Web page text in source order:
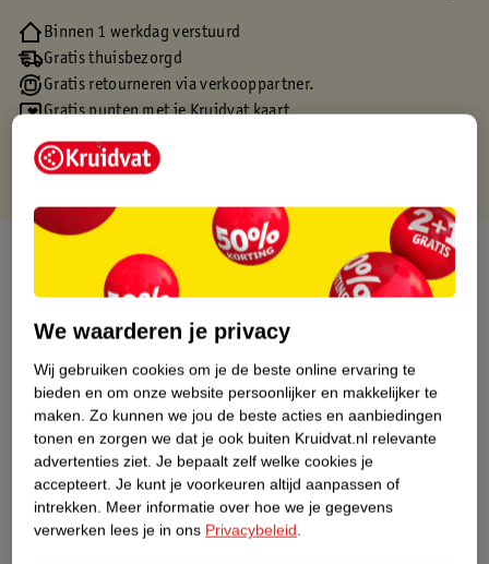
Binnen 1 werkdag verstuurd
Gratis thuisbezorgd
Gratis retourneren via verkooppartner.
Gratis punten met je Kruidvat kaart
Over dit product
Productinformatie
Etiketinformatie
Nature Impact Score
Dit product heeft (nog) geen Nature
Impact Score.
Meer informatie
We waarderen je privacy
Wij gebruiken cookies om je de beste online ervaring te
bieden en om onze website persoonlijker en makkelijker te
maken. Zo kunnen we jou de beste acties en aanbiedingen
tonen en zorgen we dat je ook buiten Kruidvat.nl relevante
advertenties ziet. Je bepaalt zelf welke cookies je
accepteert. Je kunt je voorkeuren altijd aanpassen of
intrekken. Meer informatie over hoe we je gegevens
verwerken lees je in ons Privacybeleid.